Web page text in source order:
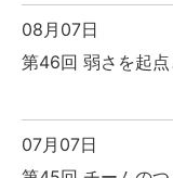
08月07日
第46回 弱さを起
07月07日